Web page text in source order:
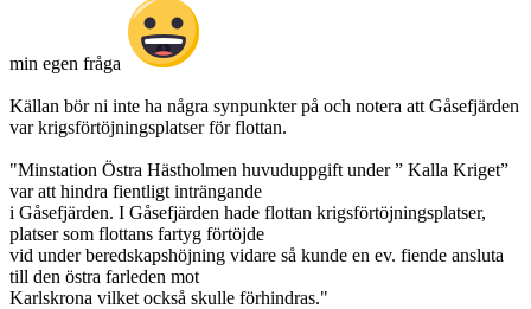
min egen fråga
Källan bör ni inte ha några synpunkter på och notera att Gåsefjärden
var krigsförtöjningsplatser för flottan.
"Minstation Östra Hästholmen huvuduppgift under ” Kalla Kriget”
var att hindra fientligt inträngande
i Gåsefjärden. I Gåsefjärden hade flottan krigsförtöjningsplatser,
platser som flottans fartyg förtöjde
vid under beredskapshöjning vidare så kunde en ev. fiende ansluta
till den östra farleden mot
Karlskrona vilket också skulle förhindras."